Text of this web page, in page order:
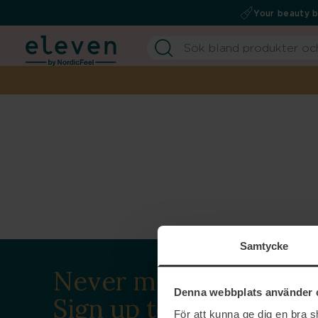
Samtycke
Denna webbplats använder
För att kunna ge dig en bra
Your beauty
Never miss a beat.
Sign up to our